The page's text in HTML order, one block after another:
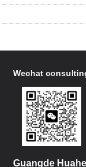
Wechat
Guangde